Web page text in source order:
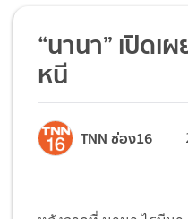
“นานา” เปิด
หนี
TNN ช่อง16